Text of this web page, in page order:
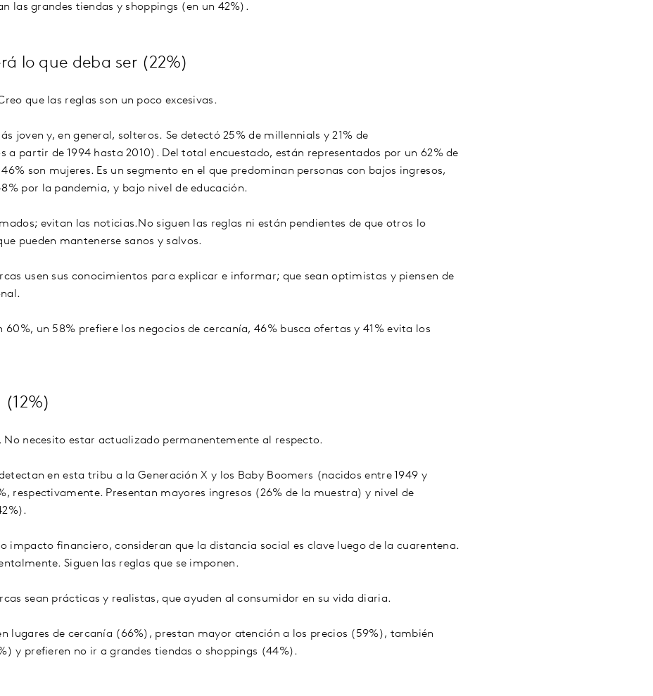
las grandes tiendas y shoppings (en un 42%).
lo que deba ser (22%)
que las reglas son un poco excesivas.
joven y, en general, solteros. Se detectó 25% de millennials y 21% de
a partir de 1994 hasta 2010). Del total encuestado, están representados por un 62% de
son mujeres. Es un segmento en el que predominan personas con bajos ingresos,
por la pandemia, y bajo nivel de educación.
evitan las noticias.No siguen las reglas ni están pendientes de que otros lo
pueden mantenerse sanos y salvos.
usen sus conocimientos para explicar e informar; que sean optimistas y piensen de
60%, un 58% prefiere los negocios de cercanía, 46% busca ofertas y 41% evita los
(12%)
No necesito estar actualizado permanentemente al respecto.
en esta tribu a la Generación X y los Baby Boomers (nacidos entre 1949 y
respectivamente. Presentan mayores ingresos (26% de la muestra) y nivel de
impacto financiero, consideran que la distancia social es clave luego de la cuarentena.
Siguen las reglas que se imponen.
sean prácticas y realistas, que ayuden al consumidor en su vida diaria.
lugares de cercanía (66%), prestan mayor atención a los precios (59%), también
y prefieren no ir a grandes tiendas o shoppings (44%).